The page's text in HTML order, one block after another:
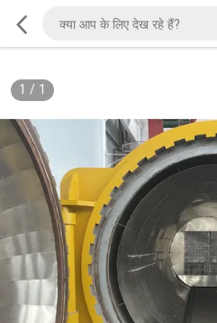
1 / 1